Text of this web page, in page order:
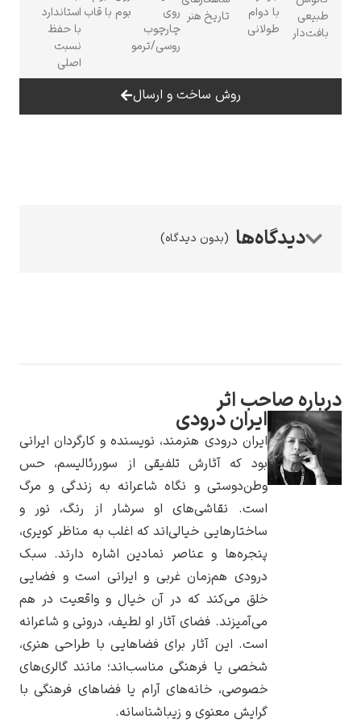
یوهانس فرمیر
پرفروش‌ترین
تابلوها
طبیعی
بافت‌دار
با دوام
طولانی
تاریخ هنر روی
چارچوب
روسی/ترمو
بوم با قاباستاندارد
با حفظ
نسبت
اصلی
روش ساخت و ارسال
(بدون دیدگاه)
درباره صاحب اثر
ایران درودی
ایران درودی هنرمند، نویسنده و کارگردان ایرانی
بود که آثارش تلفیقی از سوررئالیسم، حس
وطن‌دوستی و نگاه شاعرانه به زندگی و مرگ
است. نقاشی‌های او سرشار از رنگ، نور و
ساختارهایی خیالی‌اند که اغلب به مناظر کویری،
پنجره‌ها و عناصر نمادین اشاره دارند. سبک
درودی هم‌زمان غربی و ایرانی است و فضایی
خلق می‌کند که در آن خیال و واقعیت در هم
می‌آمیزند. فضای آثار او لطیف، درونی و شاعرانه
است. این آثار برای فضاهایی با طراحی هنری،
شخصی یا فرهنگی مناسب‌اند؛ مانند گالری‌های
خصوصی، خانه‌های آرام یا فضاهای فرهنگی با
گرایش معنوی و زیباشناسانه.